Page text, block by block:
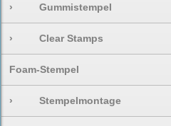
› Gummistempel
› Clear Stamps
Foam-Stempel
› Stempelmontage